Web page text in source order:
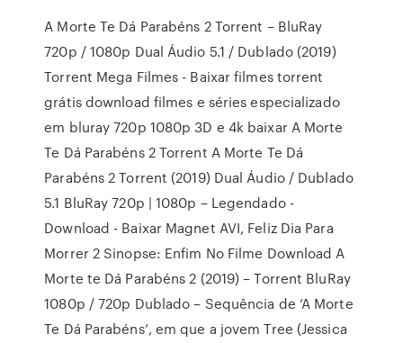
A Morte Te Dá Parabéns 2 Torrent – BluRay
720p / 1080p Dual Áudio 5.1 / Dublado (2019)
Torrent Mega Filmes - Baixar filmes torrent
grátis download filmes e séries especializado
em bluray 720p 1080p 3D e 4k baixar A Morte
Te Dá Parabéns 2 Torrent A Morte Te Dá
Parabéns 2 Torrent (2019) Dual Áudio / Dublado
5.1 BluRay 720p | 1080p – Legendado -
Download - Baixar Magnet AVI, Feliz Dia Para
Morrer 2 Sinopse: Enfim No Filme Download A
Morte te Dá Parabéns 2 (2019) – Torrent BluRay
1080p / 720p Dublado – Sequência de ‘A Morte
Te Dá Parabéns’, em que a jovem Tree (Jessica